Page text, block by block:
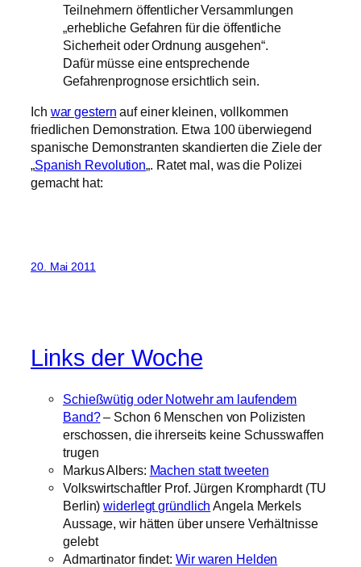
Teilnehmern öffentlicher Versammlungen
„erhebliche Gefahren für die öffentliche
Sicherheit oder Ordnung ausgehen“.
Dafür müsse eine entsprechende
Gefahrenprognose ersichtlich sein.
Ich war gestern auf einer kleinen, vollkommen
friedlichen Demonstration. Etwa 100 überwiegend
spanische Demonstranten skandierten die Ziele der
„Spanish Revolution„. Ratet mal, was die Polizei
gemacht hat:
20. Mai 2011
Links der Woche
Schießwütig oder Notwehr am laufendem
Band?– Schon 6 Menschen von Polizisten
erschossen, die ihrerseits keine Schusswaffen
trugen
Markus Albers: Machen statt tweeten
Volkswirtschaftler Prof. Jürgen Kromphardt (TU
Berlin)widerlegt gründlich Angela Merkels
Aussage, wir hätten über unsere Verhältnisse
gelebt
Admartinator findet: Wir waren Helden